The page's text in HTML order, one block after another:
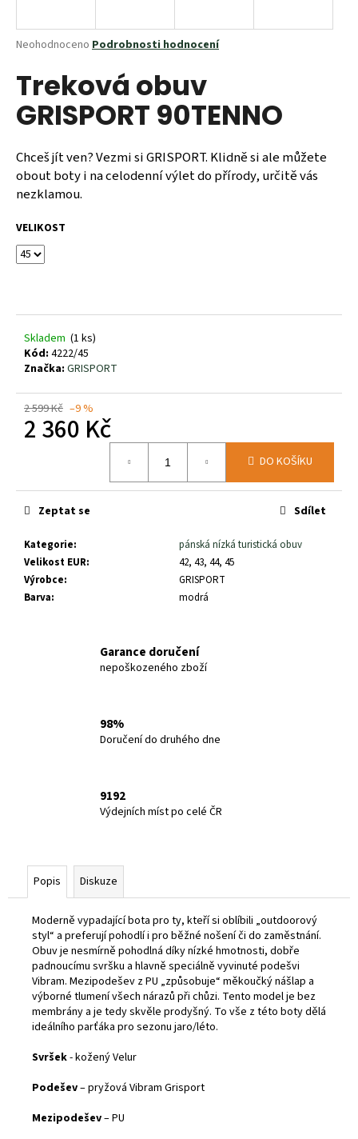
Průměrné
produktu
0,0
z
hvězdiček.
Neohodnoceno Podrobnosti hodnocení
Treková obuv
GRISPORT 90TENNO
Chceš jít ven? Vezmi si GRISPORT. Klidně si ale můžete
obout boty i na celodenní výlet do přírody, určitě vás
nezklamou.
VELIKOST
Skladem (1 ks)
Kód: 4222/45
Značka: GRISPORT
2 599 Kč –9 %
2 360 Kč
DO KOŠÍKU
Kategorie:
pánská nízká turistická obuv
Velikost EUR:
42, 43, 44, 45
Výrobce:
GRISPORT
Barva: modrá
Zeptat se Sdílet
Garance doručení
nepoškozeného zboží
98%
Doručení do druhého dne
9192
Výdejních míst po celé ČR
Popis Diskuze
Moderně vypadající bota pro ty, kteří si oblíbili „outdoorový
styl“ a preferují pohodlí i pro běžné nošení či do zaměstnání.
Obuv je nesmírně pohodlná díky nízké hmotnosti, dobře
padnoucímu svršku a hlavně speciálně vyvinuté podešvi
Vibram. Mezipodešev z PU „způsobuje“ měkoučký nášlap a
výborné tlumení všech nárazů při chůzi. Tento model je bez
membrány a je tedy skvěle prodyšný. To vše z této boty dělá
ideálního parťáka pro sezonu jaro/léto.
Svršek- kožený Velur
Podešev– pryžová Vibram Grisport
Mezipodešev– PU
j
t
?
HLEDAT
D
u
č
u
j
e
m
BĚŽECKÁ
TRAILOVÁ
SIERRA
LADY
25